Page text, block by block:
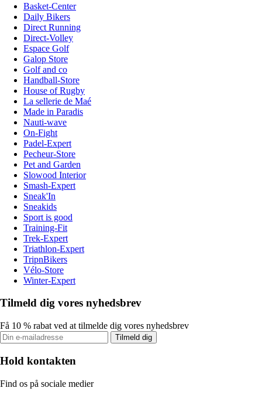
Basket-Center
Daily Bikers
Direct Running
Direct-Volley
Espace Golf
Galop Store
Golf and co
Handball-Store
House of Rugby
La sellerie de Maé
Made in Paradis
Nauti-wave
On-Fight
Padel-Expert
Pecheur-Store
Pet and Garden
Slowood Interior
Smash-Expert
Sneak'In
Sneakids
Sport is good
Training-Fit
Trek-Expert
Triathlon-Expert
TripnBikers
Vélo-Store
Winter-Expert
Tilmeld dig vores nyhedsbrev
Få 10 % rabat ved at tilmelde dig vores nyhedsbrev
Tilmeld dig
Hold kontakten
Find os på sociale medier